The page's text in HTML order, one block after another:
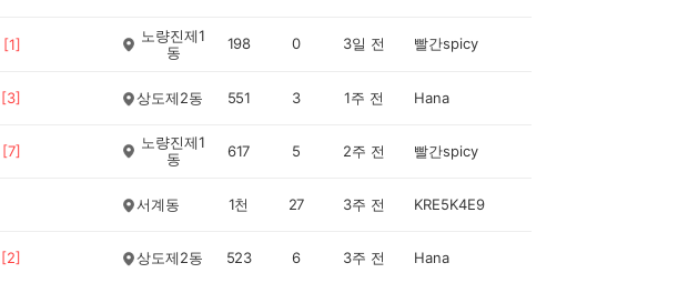
[1]
노량진제1
동
198 0 3일 전 빨간spicy
[3] 상도제2동 551 3 1주 전 Hana
[7]
노량진제1
동
617 5 2주 전 빨간spicy
서계동 1천 27 3주 전 KRE5K4E9
[2] 상도제2동 523 6 3주 전 Hana